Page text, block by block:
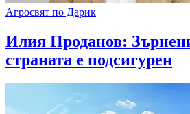
Агросвят по Дарик
Илия Проданов:
страната е подсигурен